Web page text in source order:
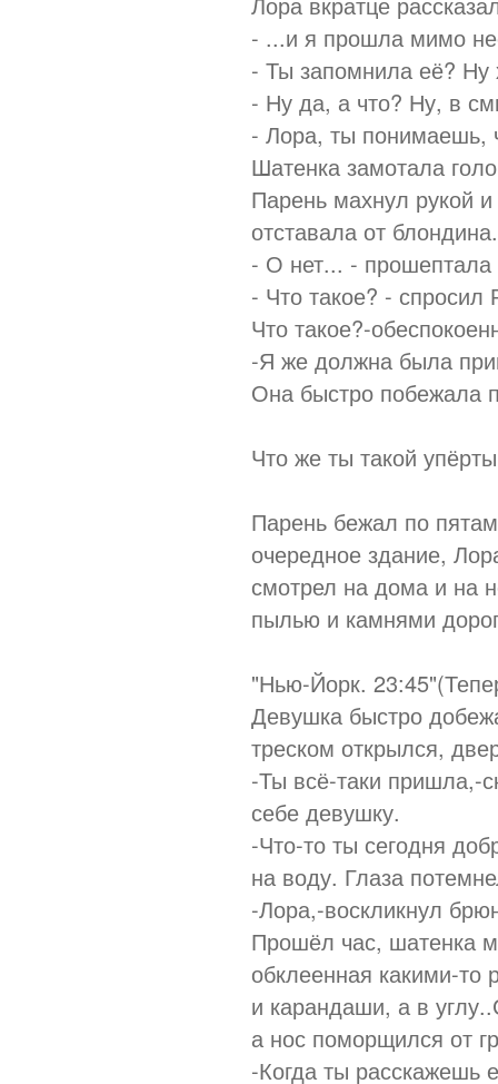
- ...и я прошла мимо
- Ты запомнила её? Ну
- Ну да, а что? Ну, в
- Лора, ты понимаешь,
Шатенка замотала
Парень махнул рукой
отставала от
- О нет... - прошептала
- Что такое? - спросил
Что такое?-
-Я же должна была
Она быстро побежала
Что же ты такой
Парень бежал по
очередное здание,
смотрел на дома и на
пылью и камнями
"Нью-Йорк.
Девушка быстро
треском открылся,
-Ты всё-таки пришла,-
себе девушку.
-Что-то ты сегодня
на воду. Глаза
-Лора,-воскликнул
Прошёл час, шатенка
обклеенная какими-то
и карандаши, а в
а нос поморщился от
-Когда ты расскажешь